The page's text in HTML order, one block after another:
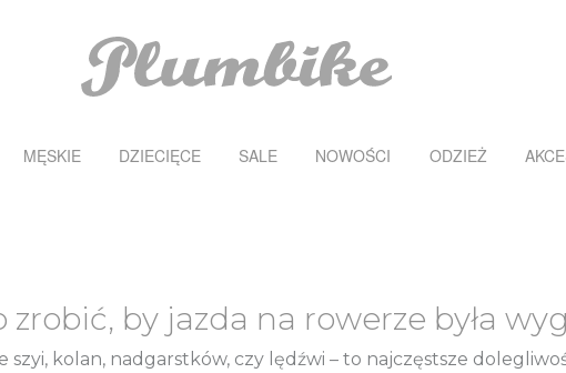
MĘSKIE DZIECIĘCE SALE NOWOŚCI ODZIEŻ
zrobić, by jazda na rowerze była
szyi, kolan, nadgarstków, czy lędźwi – to najczęstsze